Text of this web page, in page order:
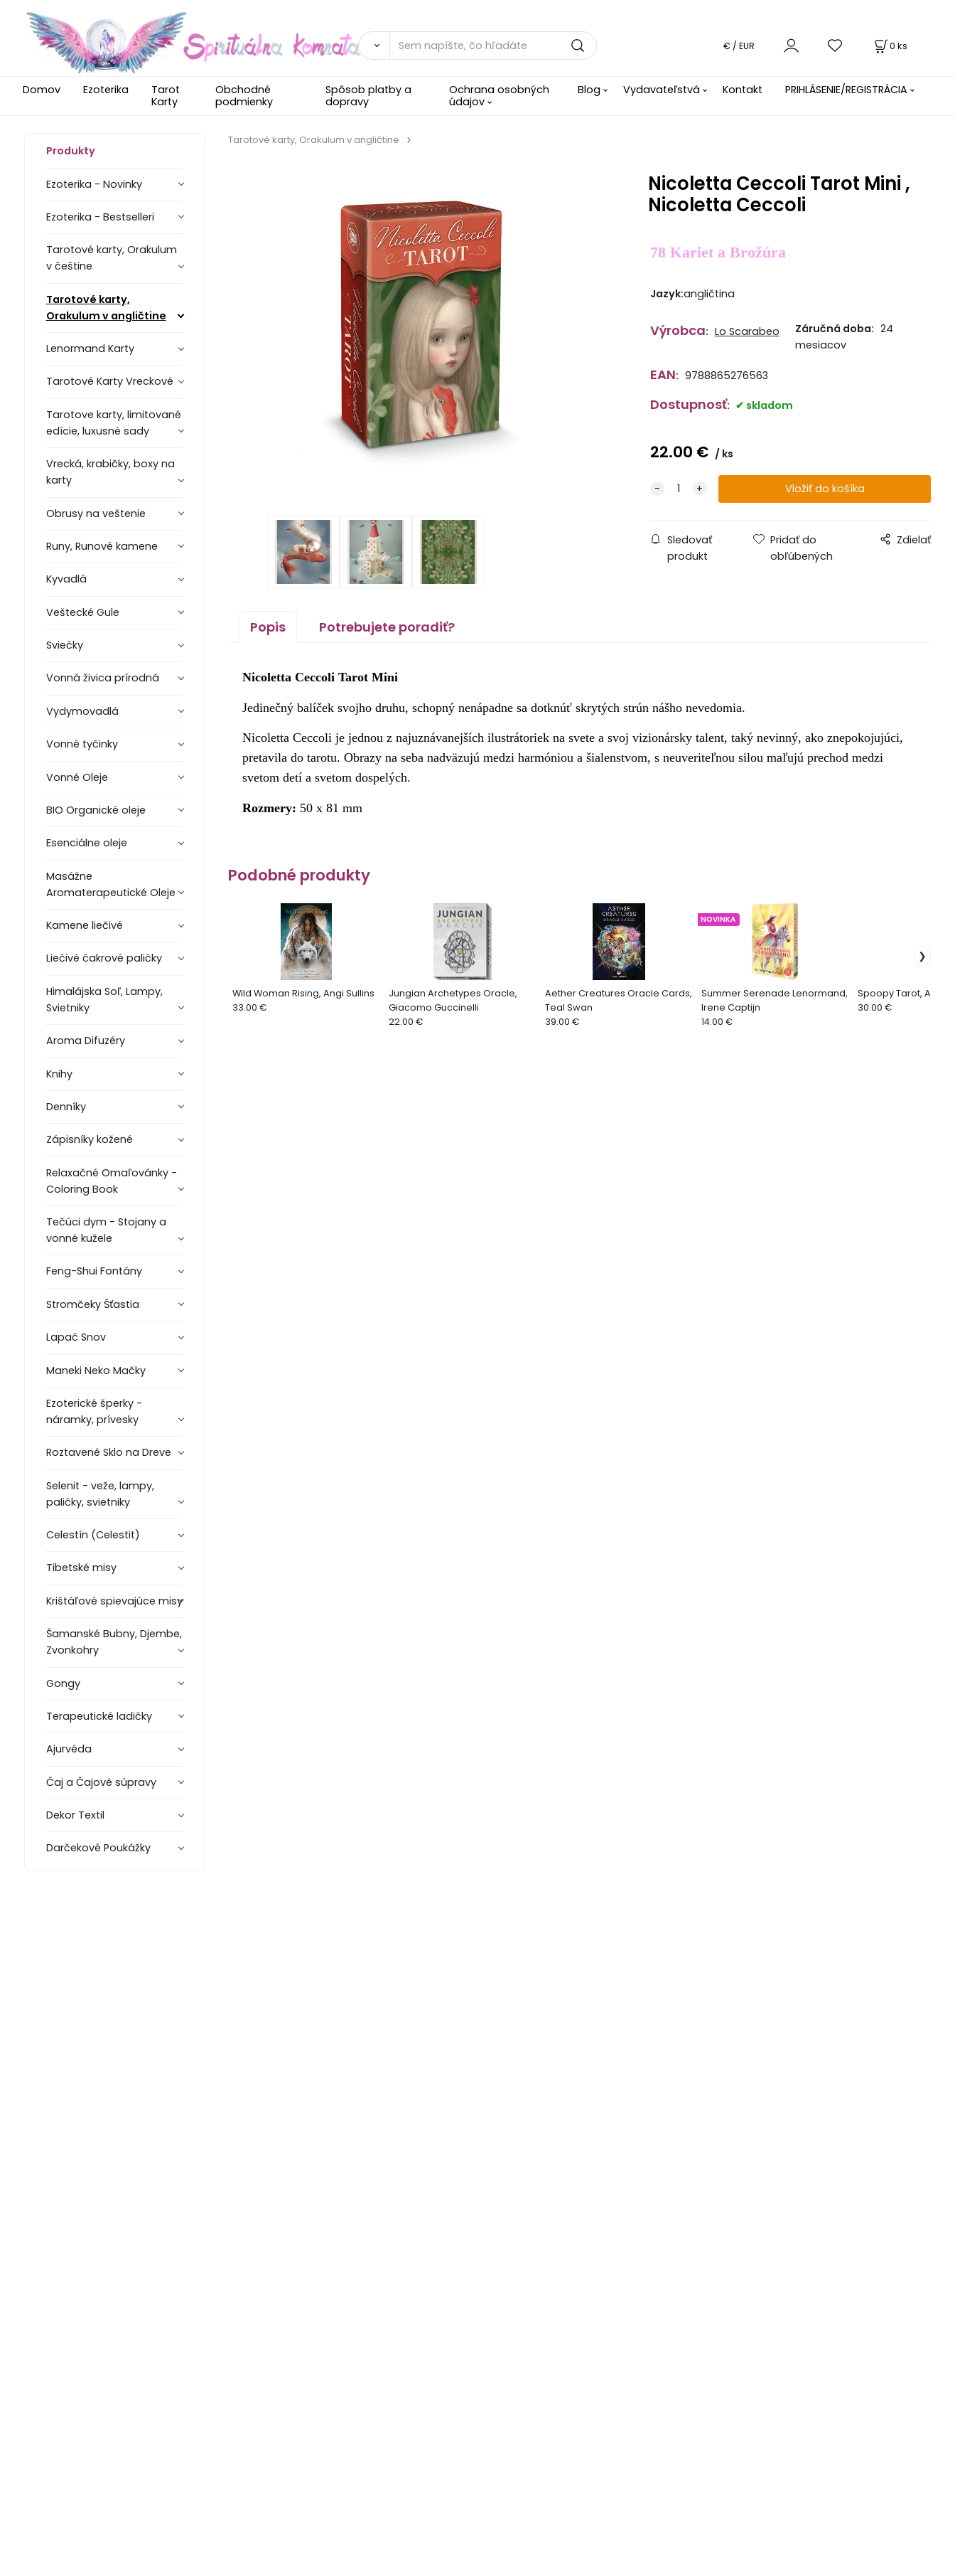
0 ks
€ / EUR
Domov Ezoterika
Tarot
Karty
Obchodné
podmienky
Spôsob platby a
dopravy
Ochrana osobných
údajov
Blog Vydavateľstvá Kontakt PRIHLÁSENIE/REGISTRÁCIA
Produkty
Ezoterika - Novinky
Ezoterika - Bestselleri
Tarotové karty, Orakulum
v češtine
Tarotové karty,
Orakulum v angličtine
Lenormand Karty
Tarotové Karty Vreckové
Tarotove karty, limitované
edície, luxusné sady
Vrecká, krabičky, boxy na
karty
Obrusy na veštenie
Runy, Runové kamene
Kyvadlá
Veštecké Gule
Sviečky
Vonná živica prírodná
Vydymovadlá
Vonné tyčinky
Vonné Oleje
BIO Organické oleje
Esenciálne oleje
Masážne
Aromaterapeutické Oleje
Kamene liečivé
Liečivé čakrové paličky
Himalájska Soľ, Lampy,
Svietniky
Aroma Difuzéry
Knihy
Denníky
Zápisníky kožené
Relaxačné Omaľovánky -
Coloring Book
Tečúci dym - Stojany a
vonné kužele
Feng-Shui Fontány
Stromčeky Šťastia
Lapač Snov
Maneki Neko Mačky
Ezoterické šperky -
náramky, prívesky
Roztavené Sklo na Dreve
Selenit - veže, lampy,
paličky, svietniky
Celestín (Celestit)
Tibetské misy
Krištáľové spievajúce misy
Šamanské Bubny, Djembe,
Zvonkohry
Gongy
Terapeutické ladičky
Ajurvéda
Čaj a Čajové súpravy
Dekor Textil
Darčekové Poukážky
Tarotové karty, Orakulum v angličtine
Nicoletta Ceccoli Tarot Mini ,
Nicoletta Ceccoli
78 Kariet a Brožúra
Jazyk:angličtina
Výrobca: Lo Scarabeo Záručná doba: 24
mesiacov
EAN: 9788865276563
Dostupnosť: skladom
22.00 € ks
Sledovať
produkt
Pridať do
obľúbených
Zdielať
Popis Potrebujete poradiť?
Nicoletta Ceccoli Tarot Mini
Jedinečný balíček svojho druhu, schopný nenápadne sa dotknúť skrytých strún nášho nevedomia.
Nicoletta Ceccoli je jednou z najuznávanejších ilustrátoriek na svete a svoj vizionársky talent, taký nevinný, ako znepokojujúci,
pretavila do tarotu. Obrazy na seba nadväzujú medzi harmóniou a šialenstvom, s neuveriteľnou silou maľujú prechod medzi
svetom detí a svetom dospelých.
Rozmery: 50 x 81 mm
Podobné produkty
Wild Woman Rising, Angi Sullins
33.00 €
Jungian Archetypes Oracle,
Giacomo Guccinelli
22.00 €
Aether Creatures Oracle Cards,
Teal Swan
39.00 €
Summer Serenade Lenormand,
Irene Captijn
NOVINKA
14.00 €
Spoopy Tarot, Amí
30.00 €